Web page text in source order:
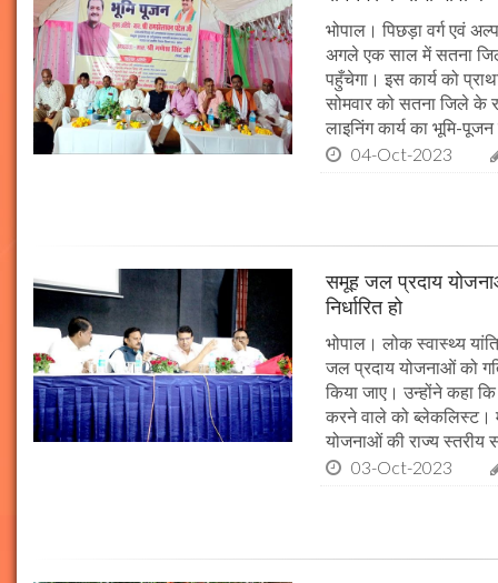
भोपाल। पिछड़ा वर्ग एवं
अगले एक साल में सतना
पहुँचेगा। इस कार्य को
सोमवार को सतना जिले के
लाइनिंग कार्य का भूमि-
04-Oct-2023
समूह जल प्रदाय
निर्धारित हो
भोपाल। लोक स्वास्थ्य
जल प्रदाय योजनाओं को
किया जाए। उन्होंने कहा
करने वाले को ब्लेकलिस्ट।
योजनाओं की राज्य स्तरीय
03-Oct-2023